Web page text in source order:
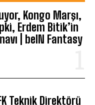
Kongo Marşı,
Erdem Bitik’in
| beIN Fantasy
Teknik Direktörü